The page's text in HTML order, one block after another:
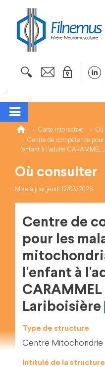
Carte interactive
Où
Centre de compétence
l'enfant à l'adulte CARAMMEL
Où consulter
Mise à jour jeudi 12/03/2026
Centre de
pour les
l'enfant à
Lariboisière
Type de structure
Centre Mitochondrie
Intitulé de la structure